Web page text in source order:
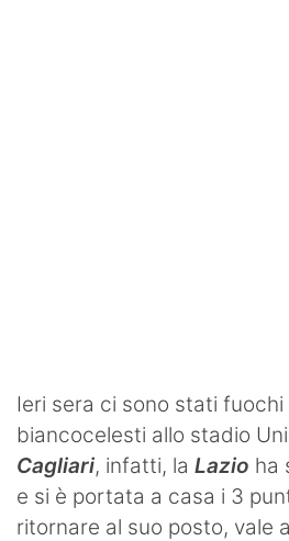
Ieri sera ci sono stati
biancocelesti allo stadio
Cagliari, infatti, la Lazio ha
e si è portata a casa i 3
ritornare al suo posto, vale